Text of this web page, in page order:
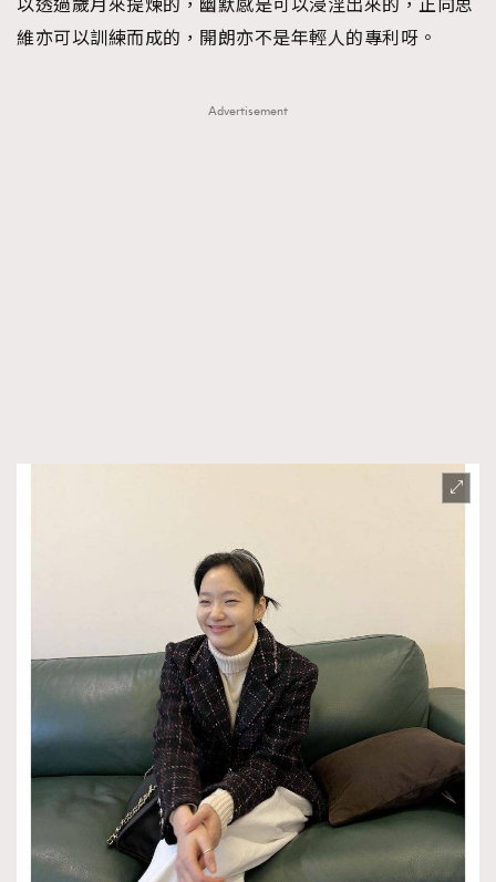
以透過歲月來提煉的，幽默感是可以浸淫出來的，正向思
維亦可以訓練而成的，開朗亦不是年輕人的專利呀。
Advertisement